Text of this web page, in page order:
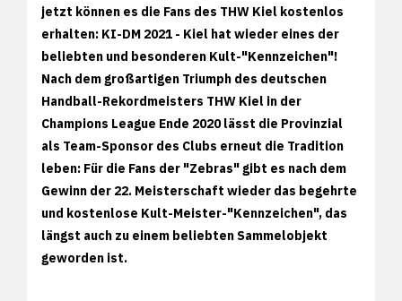
jetzt können es die Fans des THW Kiel kostenlos
erhalten: KI-DM 2021 - Kiel hat wieder eines der
beliebten und besonderen Kult-"Kennzeichen"!
Nach dem großartigen Triumph des deutschen
Handball-Rekordmeisters THW Kiel in der
Champions League Ende 2020 lässt die Provinzial
als Team-Sponsor des Clubs erneut die Tradition
leben: Für die Fans der "Zebras" gibt es nach dem
Gewinn der 22. Meisterschaft wieder das begehrte
und kostenlose Kult-Meister-"Kennzeichen", das
längst auch zu einem beliebten Sammelobjekt
geworden ist.